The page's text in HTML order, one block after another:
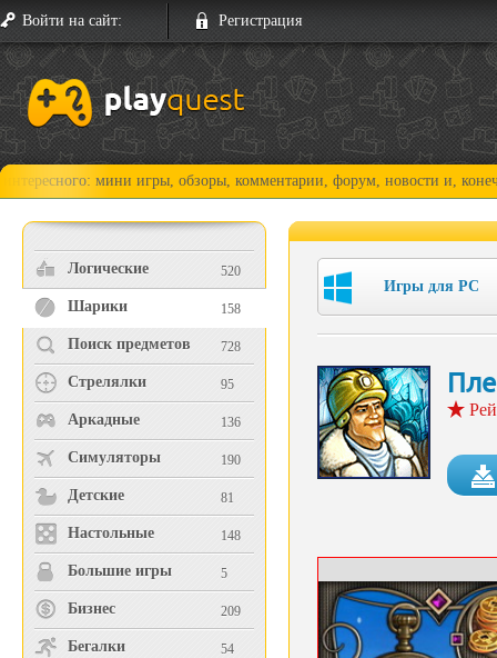
Войти на сайт: Регистрация
мини игры, обзоры, комментарии, форум, новости и, конечно,
Логические 520
Шарики 158
Поиск предметов 728
Стрелялки 95
Аркадные 136
Симуляторы 190
Детские 81
Настольные 148
Большие игры 5
Бизнес 209
Бегалки 54
Игры для PC